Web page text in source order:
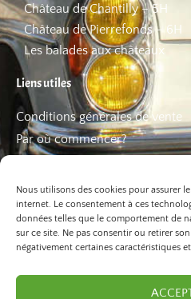
Nous utilisons des cookies pour assurer
internet. Le consentement à ces
données telles que le comportement de
sur ce site. Ne pas consentir ou retirer
négativement certaines caractéristiques
Château de Chantilly – 5H
Château de Pierrefonds – 6H
Les balades aux châteaux
Liens utiles
Conditions générales de vente
Par où commencer?
Les bons plans